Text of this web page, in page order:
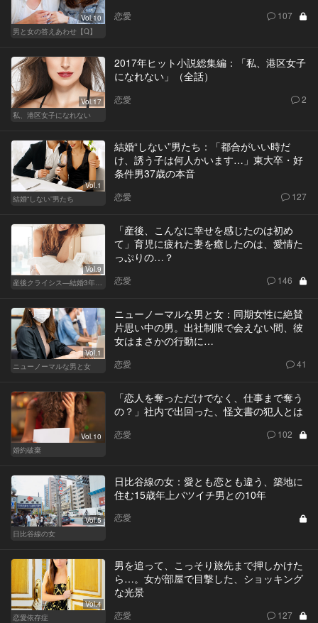
Vol.10
男と女の答えあわせ【Q】
恋愛 107
Vol.17
私、港区女子になれない
2017年ヒット小説総集編：「私、港区女子
になれない」（全話）
恋愛 2
Vol.1
結婚“しない”男たち
結婚“しない”男たち：「都合がいい時だ
け、誘う子は何人かいます…」東大卒・好
条件男37歳の本音
恋愛 127
Vol.9
「産後、こんなに幸せを感じたのは初め
て」育児に疲れた妻を癒したのは、愛情た
っぷりの…？
恋愛 146
Vol.1
ニューノーマルな男と女
ニューノーマルな男と女：同期女性に絶賛
片思い中の男。出社制限で会えない間、彼
女はまさかの行動に…
恋愛 41
Vol.10
婚約破棄
「恋人を奪っただけでなく、仕事まで奪う
の？」社内で出回った、怪文書の犯人とは
恋愛 102
Vol.5
日比谷線の女
日比谷線の女：愛とも恋とも違う、築地に
住む15歳年上バツイチ男との10年
恋愛
Vol.4
恋愛依存症
男を追って、こっそり旅先まで押しかけた
ら…。女が部屋で目撃した、ショッキング
な光景
恋愛 127